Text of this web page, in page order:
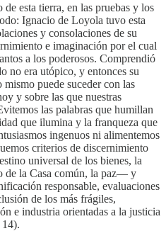
esta tierra, en las pruebas y los
Ignacio de Loyola tuvo esta
y consolaciones de su
e imaginación por el cual
a los poderosos. Comprendió
no era utópico, y entonces su
puede suceder con las
y sobre las que nuestras
las palabras que humillan
que ilumina y la franqueza que
ingenuos ni alimentemos
criterios de discernimiento
universal de los bienes, la
de la Casa común, la paz— y
responsable, evaluaciones
de los más frágiles,
e industria orientadas a la justicia
14).